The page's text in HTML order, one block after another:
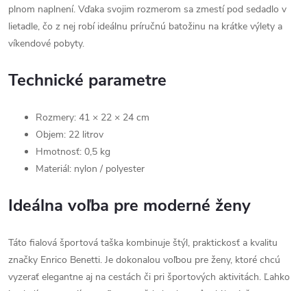
plnom naplnení. Vďaka svojim rozmerom sa zmestí pod sedadlo v
lietadle, čo z nej robí ideálnu príručnú batožinu na krátke výlety a
víkendové pobyty.
Technické parametre
Rozmery: 41 × 22 × 24 cm
Objem: 22 litrov
Hmotnosť: 0,5 kg
Materiál: nylon / polyester
Ideálna voľba pre moderné ženy
Táto fialová športová taška kombinuje štýl, praktickosť a kvalitu
značky Enrico Benetti. Je dokonalou voľbou pre ženy, ktoré chcú
vyzerať elegantne aj na cestách či pri športových aktivitách. Ľahko